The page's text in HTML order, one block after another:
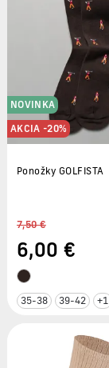
NOVINKA
AKCIA -20%
Ponožky GOLFISTA
7,50 €
6,00 €
35-38 39-42 +1